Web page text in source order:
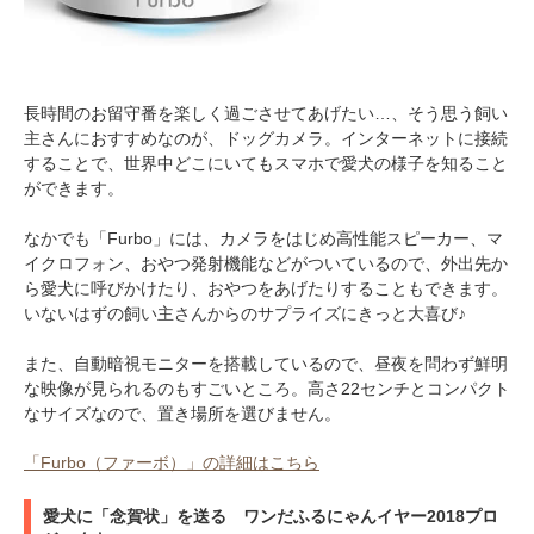
長時間のお留守番を楽しく過ごさせてあげたい…、そう思う飼い
主さんにおすすめなのが、ドッグカメラ。インターネットに接続
することで、世界中どこにいてもスマホで愛犬の様子を知ること
ができます。
なかでも「Furbo」には、カメラをはじめ高性能スピーカー、マ
イクロフォン、おやつ発射機能などがついているので、外出先か
ら愛犬に呼びかけたり、おやつをあげたりすることもできます。
いないはずの飼い主さんからのサプライズにきっと大喜び♪
また、自動暗視モニターを搭載しているので、昼夜を問わず鮮明
な映像が見られるのもすごいところ。高さ22センチとコンパクト
なサイズなので、置き場所を選びません。
「Furbo（ファーボ）」の詳細はこちら
愛犬に「念賀状」を送る ワンだふるにゃんイヤー2018プロ